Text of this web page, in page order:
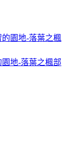
地-落葉之楓部